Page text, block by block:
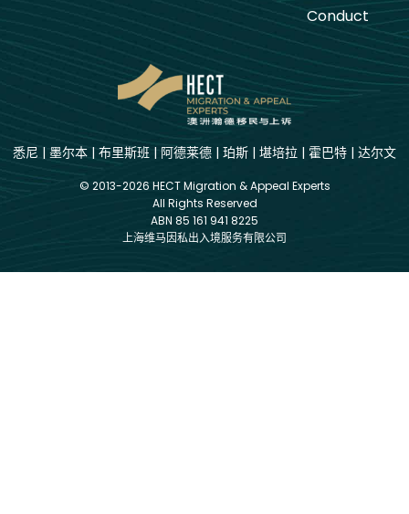
Conduct
悉尼 | 墨尔本 | 布里斯班 | 阿德莱德 | 珀斯 | 堪培拉 | 霍巴特 | 达尔文
© 2013-2026 HECT Migration & Appeal Experts
All Rights Reserved
ABN 85 161 941 8225
上海维马因私出入境服务有限公司